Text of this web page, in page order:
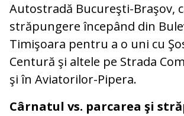
Autostradă Bucureşti-Braşov,
străpungere începând din
Timişoara pentru a o uni cu
Centură şi altele pe Strada
şi în Aviatorilor-Pipera.
Cârnatul vs. parcarea şi